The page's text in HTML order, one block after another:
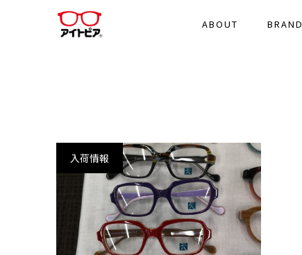
ABOUT BRAND
入荷情報